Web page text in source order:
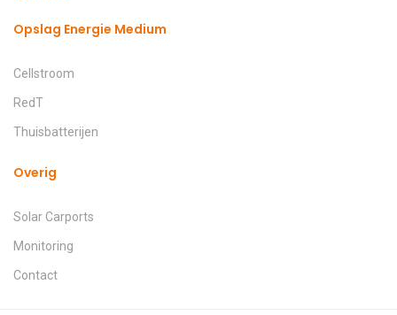
Opslag Energie Medium
Cellstroom
RedT
Thuisbatterijen
Overig
Solar Carports
Monitoring
Contact